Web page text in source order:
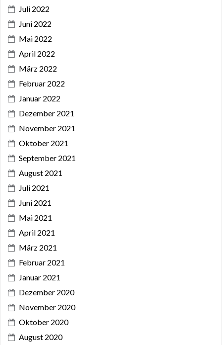
Juli 2022
Juni 2022
Mai 2022
April 2022
März 2022
Februar 2022
Januar 2022
Dezember 2021
November 2021
Oktober 2021
September 2021
August 2021
Juli 2021
Juni 2021
Mai 2021
April 2021
März 2021
Februar 2021
Januar 2021
Dezember 2020
November 2020
Oktober 2020
August 2020